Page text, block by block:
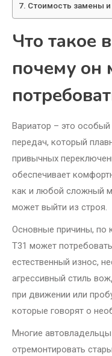
Стоимость замены и
Что такое
почему он
Вариатор – это
передач, который
привычных
обеспечивает
как и любой сложный
может выйти из строя.
Основные причины, по
T31 может
естественный износ,
агрессивный стиль
при движении или
которые говорят о
Многие
отремонтировать